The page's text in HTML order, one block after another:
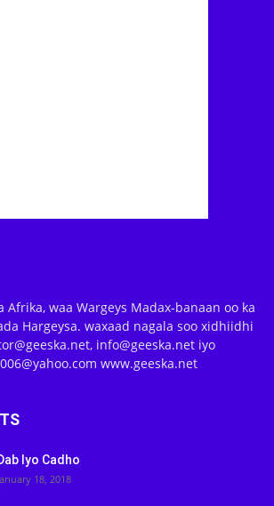
Afrika, waa Wargeys Madax-banaan oo ka
Hargeysa. waxaad nagala soo xidhiidhi
info@geeska.net iyo
www.geeska.net
Iyo Cadho
18, 2018